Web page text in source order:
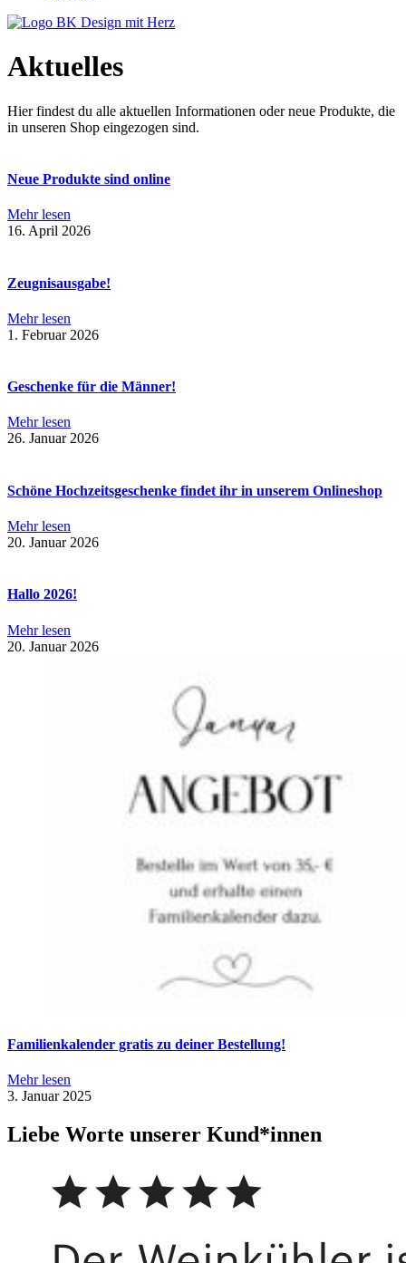
Aktuelles
Hier findest du alle aktuellen Informationen oder neue Produkte, die
in unseren Shop eingezogen sind.
Neue Produkte sind online
Mehr lesen
16. April 2026
Zeugnisausgabe!
Mehr lesen
1. Februar 2026
Geschenke für die Männer!
Mehr lesen
26. Januar 2026
Schöne Hochzeitsgeschenke findet ihr in unserem Onlineshop
Mehr lesen
20. Januar 2026
Hallo 2026!
Mehr lesen
20. Januar 2026
Familienkalender gratis zu deiner Bestellung!
Mehr lesen
3. Januar 2025
Liebe Worte unserer Kund*innen